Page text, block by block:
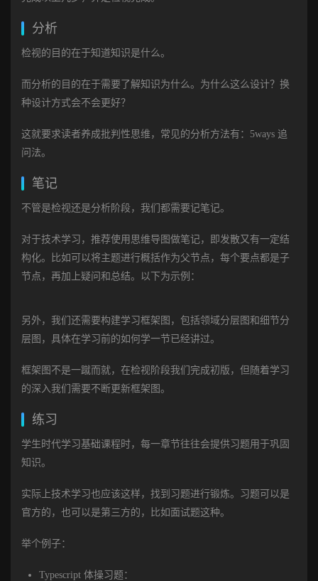
分析
检视的目的在于知道知识是什么。
而分析的目的在于需要了解知识为什么。为什么这么设计？换
种设计方式会不会更好？
这就要求读者养成批判性思维，常见的分析方法有：5ways 追
问法。
笔记
不管是检视还是分析阶段，我们都需要记笔记。
对于技术学习，推荐使用思维导图做笔记，即发散又有一定结
构化。比如可以将主题进行概括作为父节点，每个要点都是子
节点，再加上疑问和总结。以下为示例：
另外，我们还需要构建学习框架图，包括领域分层图和细节分
层图，具体在学习前的如何学一节已经讲过。
框架图不是一蹴而就，在检视阶段我们完成初版，但随着学习
的深入我们需要不断更新框架图。
练习
学生时代学习基础课程时，每一章节往往会提供习题用于巩固
知识。
实际上技术学习也应该这样，找到习题进行锻炼。习题可以是
官方的，也可以是第三方的，比如面试题这种。
举个例子：
Typescript 体操习题：